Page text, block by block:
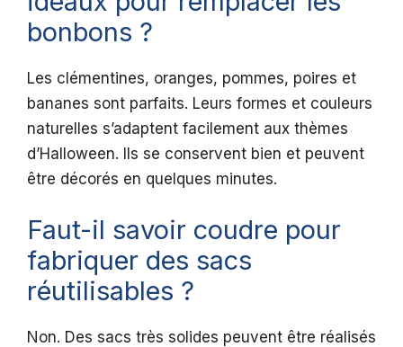
bonbons ?
Les clémentines, oranges, pommes, poires et
bananes sont parfaits. Leurs formes et couleurs
naturelles s’adaptent facilement aux thèmes
d’Halloween. Ils se conservent bien et peuvent
être décorés en quelques minutes.
Faut-il savoir coudre pour
fabriquer des sacs
réutilisables ?
Non. Des sacs très solides peuvent être réalisés